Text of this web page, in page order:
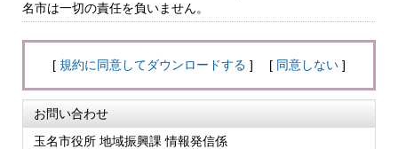
名市は一切の責任を負いません。
[ 規約に同意してダウンロードする ] [ 同意しない ]
お問い合わせ
玉名市役所 地域振興課 情報発信係